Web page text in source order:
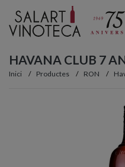
HAVANA CLUB 7
Inici Productes RON